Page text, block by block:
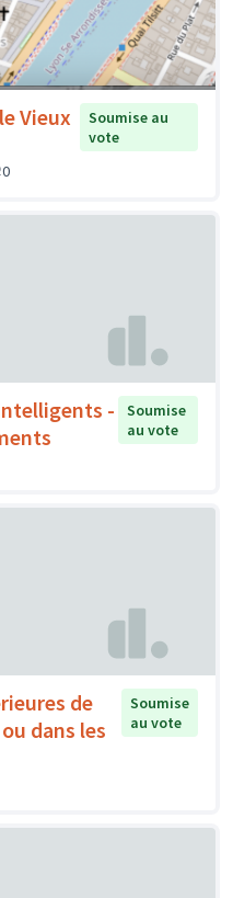
Vieux
Soumise au
vote
0
-
Soumise
au vote
de
dans les
Soumise
au vote